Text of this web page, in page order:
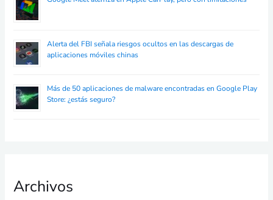
Alerta del FBI señala riesgos ocultos en las descargas de
aplicaciones móviles chinas
Más de 50 aplicaciones de malware encontradas en Google Play
Store: ¿estás seguro?
Archivos